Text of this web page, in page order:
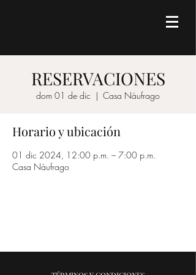
RESERVACIONES
dom 01 de dic
  |
Casa Nàufrago
Horario y ubicación
01 dic 2024, 12:00 p.m. – 7:00 p.m.
Casa Nàufrago